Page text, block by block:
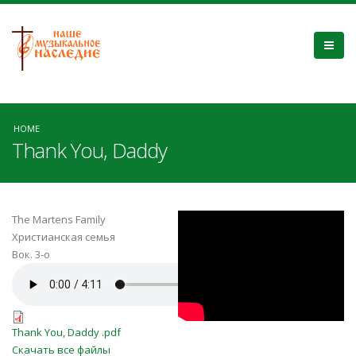
HOME
Thank You, Daddy
The Martens Family
Христианская семья
Вок. 3-о
Thank-You-Daddy - Martens-
Family.m4a
Thank You, Daddy .pdf
Thank You, Daddy .pdf
Скачать все файлы